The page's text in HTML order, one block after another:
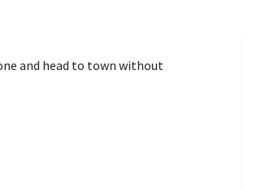
and head to town without